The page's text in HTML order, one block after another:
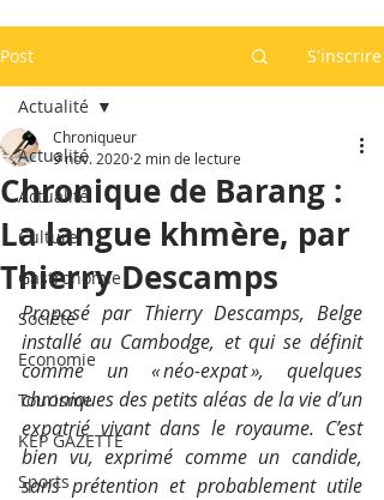
Post S'inscrire
Actualité
Actualité
Culture
Gastronomie
Société
Economie
Tourisme
KEP GAZETTE
Sports
Actualité
Chronique de Barang :
La langue khmère, par
Thierry Descamps
Chroniqueur
9 nov. 2020 2 min de lecture
Proposé par Thierry Descamps, Belge
installé au Cambodge, et qui se définit
comme un « néo-expat », quelques
chroniques des petits aléas de la vie d’un
expatrié vivant dans le royaume. C’est
bien vu, exprimé comme un candide,
sans prétention et probablement utile